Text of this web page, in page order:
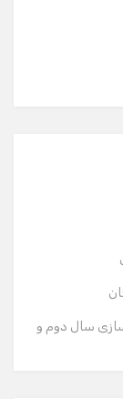
سال دوم و
خود را